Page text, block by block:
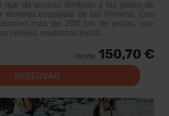
que da acceso ilimitado a las pistas de
dominio esquiable de los Pirineos. Con
más de 200 km de pistas, con
niveles, modernas instal...
desde 150,70 €
RESERVAR